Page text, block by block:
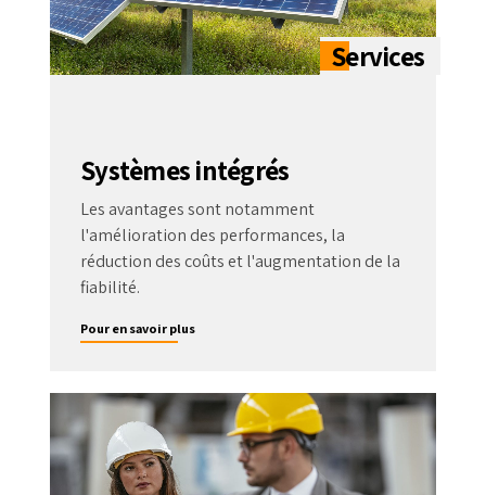
Systèmes intégrés
Les avantages sont notamment
l'amélioration des performances, la
réduction des coûts et l'augmentation de la
fiabilité.
Pour en savoir plus